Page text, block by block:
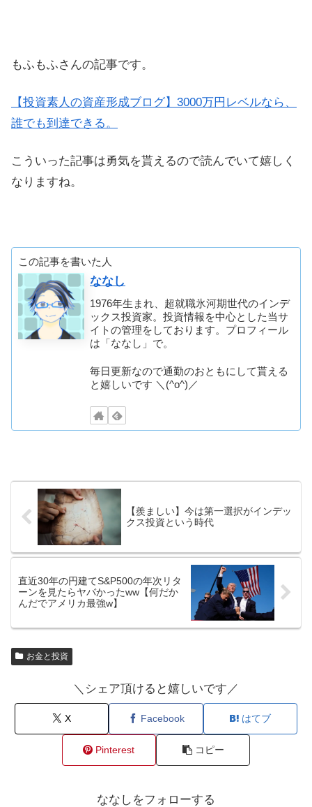
もふもふさんの記事です。
【投資素人の資産形成ブログ】3000万円レベルなら、
誰でも到達できる。
こういった記事は勇気を貰えるので読んでいて嬉しく
なりますね。
この記事を書いた人
ななし
1976年生まれ、超就職氷河期世代のインデ
ックス投資家。投資情報を中心とした当サ
イトの管理をしております。プロフィール
は「ななし」で。
毎日更新なので通勤のおともにして貰える
と嬉しいです ＼(^o^)／
【羨ましい】今は第一選択がインデッ
クス投資という時代
直近30年の円建てS&P500の年次リタ
ーンを見たらヤバかったww【何だか
んだでアメリカ最強w】
お金と投資
＼シェア頂けると嬉しいです／
X Facebook はてブ
Pinterest コピー
ななしをフォローする